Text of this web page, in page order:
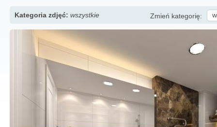
Kategoria zdjęć: wszystkie Zmień kategorię: